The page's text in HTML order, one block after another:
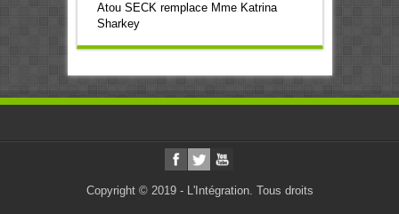
Atou SECK remplace Mme Katrina
Sharkey
Copyright © 2019 - L'Intégration. Tous droits